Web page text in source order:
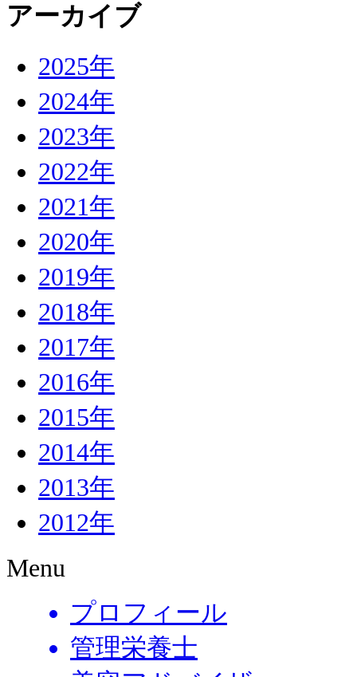
アーカイブ
2025年
2024年
2023年
2022年
2021年
2020年
2019年
2018年
2017年
2016年
2015年
2014年
2013年
2012年
Menu
プロフィール
管理栄養士